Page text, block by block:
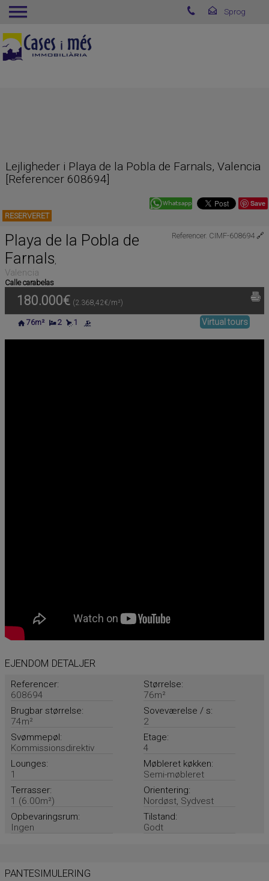
Lejligheder i Playa de la Pobla de Farnals, Valencia
[Referencer 608694]
Save
RESERVERET
Referencer. CIMF-608694 🔗
Playa de la Pobla de
Farnals,
Valencia
Calle carabelas
180.000€ (2.368,42€/m²)
76m² 2 1 Virtual tours
EJENDOM DETALJER
Referencer:
608694
Størrelse:
76m²
Brugbar størrelse:
74m²
Soveværelse / s:
2
Svømmepøl:
Kommissionsdirektiv
Etage:
4
Lounges:
1
Møbleret køkken:
Semi-møbleret
Terrasser:
1 (6.00m²)
Orientering:
Nordøst, Sydvest
Opbevaringsrum:
Ingen
Tilstand:
Godt
PANTESIMULERING